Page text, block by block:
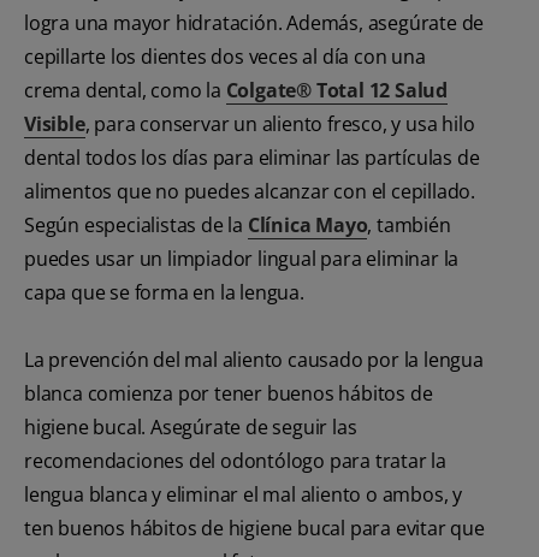
logra una mayor hidratación. Además, asegúrate de
cepillarte los dientes dos veces al día con una
crema dental, como la Colgate® Total 12 Salud
Visible, para conservar un aliento fresco, y usa hilo
dental todos los días para eliminar las partículas de
alimentos que no puedes alcanzar con el cepillado.
Según especialistas de la Clínica Mayo, también
puedes usar un limpiador lingual para eliminar la
capa que se forma en la lengua.
La prevención del mal aliento causado por la lengua
blanca comienza por tener buenos hábitos de
higiene bucal. Asegúrate de seguir las
recomendaciones del odontólogo para tratar la
lengua blanca y eliminar el mal aliento o ambos, y
ten buenos hábitos de higiene bucal para evitar que